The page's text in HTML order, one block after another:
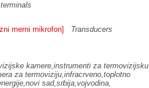
merni mikrofon]
Transducers
kamere,instrumenti za termovizijsku
za termoviziju,infracrveno,toplotno
sad,srbija,vojvodina,